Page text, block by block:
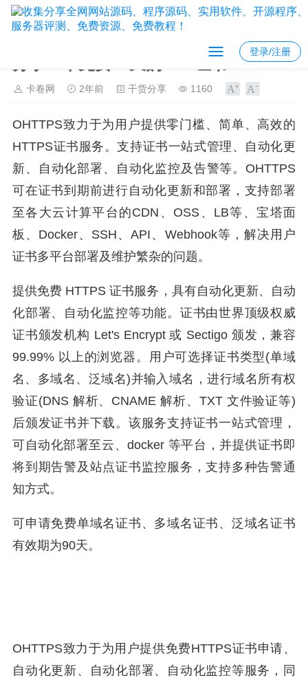
登录/注册
卡卷网 2年前 干货分享 1160
OHTTPS致力于为用户提供零门槛、简单、高效的
HTTPS证书服务。支持证书一站式管理、自动化更
新、自动化部署、自动化监控及告警等。OHTTPS
可在证书到期前进行自动化更新和部署，支持部署
至各大云计算平台的CDN、OSS、LB等、宝塔面
板、Docker、SSH、API、Webhook等，解决用户
证书多平台部署及维护繁杂的问题。
提供免费 HTTPS 证书服务，具有自动化更新、自动
化部署、自动化监控等功能。证书由世界顶级权威
证书颁发机构 Let's Encrypt 或 Sectigo 颁发，兼容
99.99% 以上的浏览器。用户可选择证书类型(单域
名、多域名、泛域名)并输入域名，进行域名所有权
验证(DNS 解析、CNAME 解析、TXT 文件验证等)
后颁发证书并下载。该服务支持证书一站式管理，
可自动化部署至云、docker 等平台，并提供证书即
将到期告警及站点证书监控服务，支持多种告警通
知方式。
可申请免费单域名证书、多域名证书、泛域名证书
有效期为90天。
OHTTPS致力于为用户提供免费HTTPS证书申请、
自动化更新、自动化部署、自动化监控等服务，同